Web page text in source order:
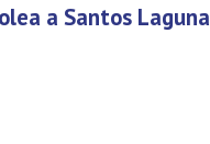
a Santos Laguna